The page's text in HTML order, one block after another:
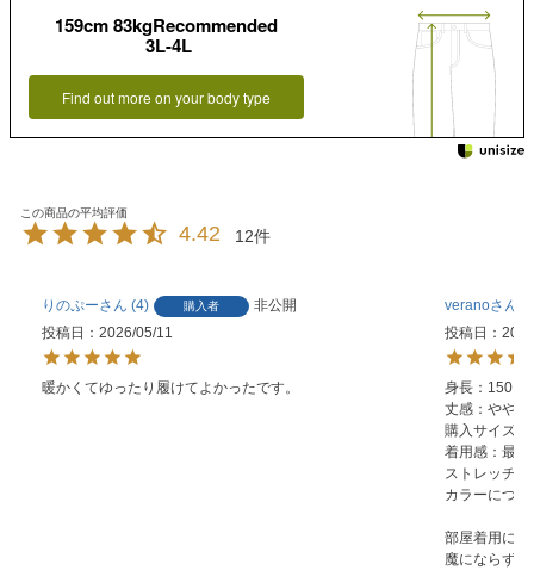
159cm 83kgRecommended
3L-4L
Find out more on your body type
4.42 12
りのぷー 4 購入者
非公開
投稿日
2026/05/11
暖かくてゆったり履けてよかったです。
verano
投稿日
身長：150
丈感：やや短
購入サイズ
着用感：最
ストレッチ感
カラーにつ
部屋着用に
魔にならず